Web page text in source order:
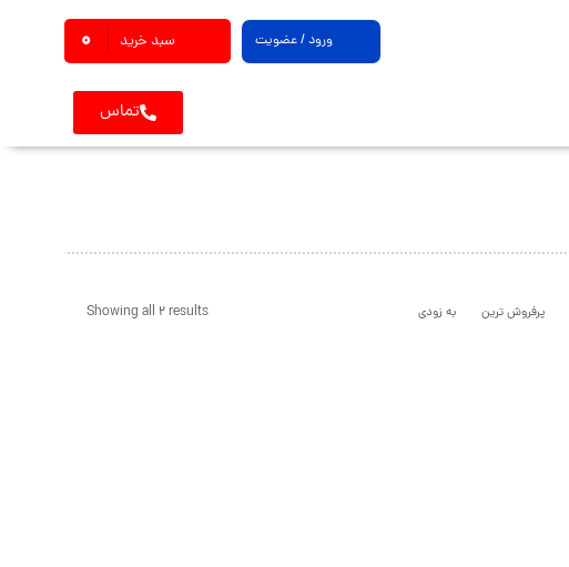
ورود / عضویت سبد خرید 0
تماس
Showing all 2 results پرفروش ترین به زودی